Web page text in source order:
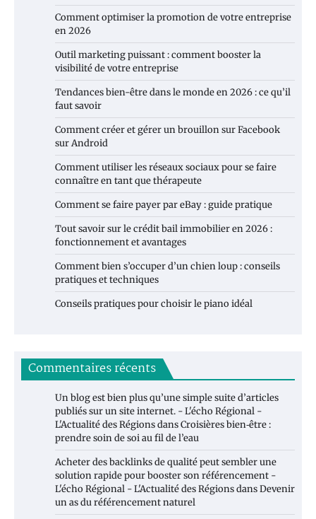
Comment optimiser la promotion de votre entreprise
en 2026
Outil marketing puissant : comment booster la
visibilité de votre entreprise
Tendances bien-être dans le monde en 2026 : ce qu’il
faut savoir
Comment créer et gérer un brouillon sur Facebook
sur Android
Comment utiliser les réseaux sociaux pour se faire
connaître en tant que thérapeute
Comment se faire payer par eBay : guide pratique
Tout savoir sur le crédit bail immobilier en 2026 :
fonctionnement et avantages
Comment bien s’occuper d’un chien loup : conseils
pratiques et techniques
Conseils pratiques pour choisir le piano idéal
Commentaires récents
Un blog est bien plus qu’une simple suite d’articles
publiés sur un site internet. - L'écho Régional -
L'Actualité des RégionsdansCroisières bien‑être :
prendre soin de soi au fil de l’eau
Acheter des backlinks de qualité peut sembler une
solution rapide pour booster son référencement -
L'écho Régional - L'Actualité des RégionsdansDevenir
un as du référencement naturel